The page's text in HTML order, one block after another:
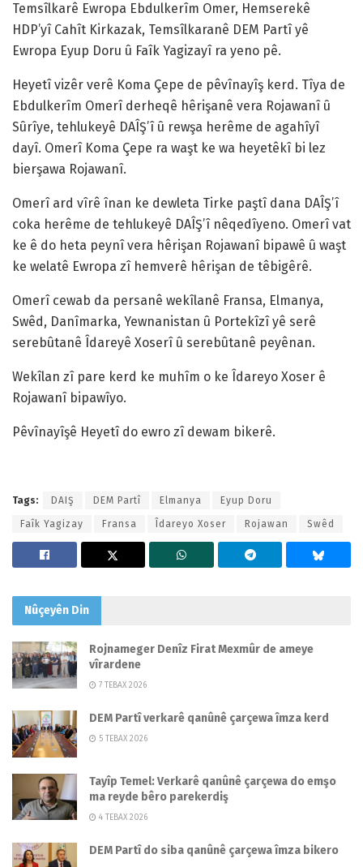
Temsîlkarê Ewropa Ebdulkerîm Omer, Hemserekê
HDP’yî Cahît Kirkazak, Temsîlkaranê DEM Partî yê
Ewropa Eyup Doru û Faîk Yagizayî ra yeno pê.
Heyetî vizêr verê Koma Çepe de pêvînayîş kerd. Tîya de
Ebdulkerîm Omerî derheqê hêrişanê vera Rojawanî û
Sûrîye, tehlukeyê DAÎŞ’î û rewşa herême de agahîyî
dayî. Omerî Koma Çepe ra waşt ke wa heyetêkî bi lez
bierşawa Rojawanî.
Omerî ard vîrê înan ke dewleta Tirke paştî dana DAÎŞ’î
coka herême de tehlukeyê DAÎŞ’î nêqedîyeno. Omerî vat
ke ê do heta peynî vera hêrişan Rojawanî bipawê û waşt
ke welatê Ewropa zî hemverê hêrişan de têbigêrê.
Omerî cewab da persanê wekîlanê Fransa, Elmanya,
Swêd, Danîmarka, Yewnanistan û Portekîzî yê serê
serebûtanê Îdareyê Xoserî û serebûtanê peyênan.
Wekîlan zî pare kerd ke muhîm o ke Îdareyo Xoser ê
Rojawanî bipawîyo.
Pêvînayîşê Heyetî do ewro zî dewam bikerê.
Tags: DAIŞ DEM Partî Elmanya Eyup Doru
Faîk Yagizay Fransa Îdareyo Xoser Rojawan Swêd
Nûçeyên Din
Rojnameger Denîz Firat Mexmûr de ameye
vîrardene
7 TEBAX 2026
DEM Partî verkarê qanûnê çarçewa îmza kerd
5 TEBAX 2026
Tayîp Temel: Verkarê qanûnê çarçewa do emşo
ma reyde bêro parekerdiş
4 TEBAX 2026
DEM Partî do siba qanûnê çarçewa îmza bikero